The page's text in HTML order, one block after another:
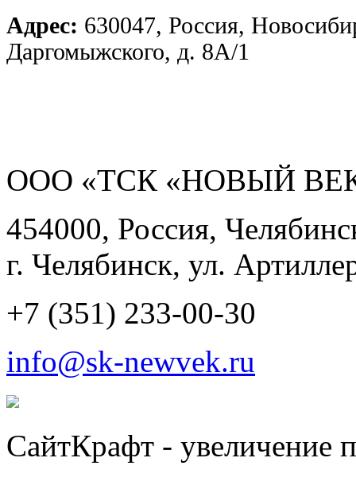
Адрес: 630047, Россия,
Даргомыжского, д. 8А/1
ООО «ТСК «НОВЫЙ
454000, Россия,
г. Челябинск, ул.
+7 (351) 233-00-30
info@sk-newvek.ru
СайтКрафт - увеличение